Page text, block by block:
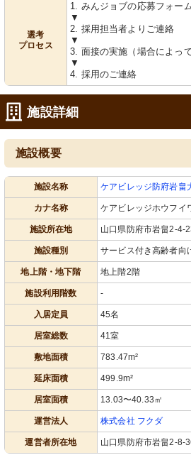
選考
プロセス
1. みんジョブの応募フォー
▼
2. 採用担当者よりご連絡
▼
3. 面接の実施（場合によっ
▼
4. 採用のご連絡
施設詳細
施設概要
施設名称 ケアビレッジ防府岩畠
カナ名称 ケアビレッジホウフイ
施設所在地 山口県防府市岩畠2-4-
施設種別 サービス付き高齢者向
地上階・地下階 地上階2階
施設利用階数 -
入居定員 45名
居室総数 41室
敷地面積 783.47m²
延床面積 499.9m²
居室面積 13.03〜40.33㎡
運営法人 株式会社 フクダ
運営者所在地 山口県防府市岩畠2-8-